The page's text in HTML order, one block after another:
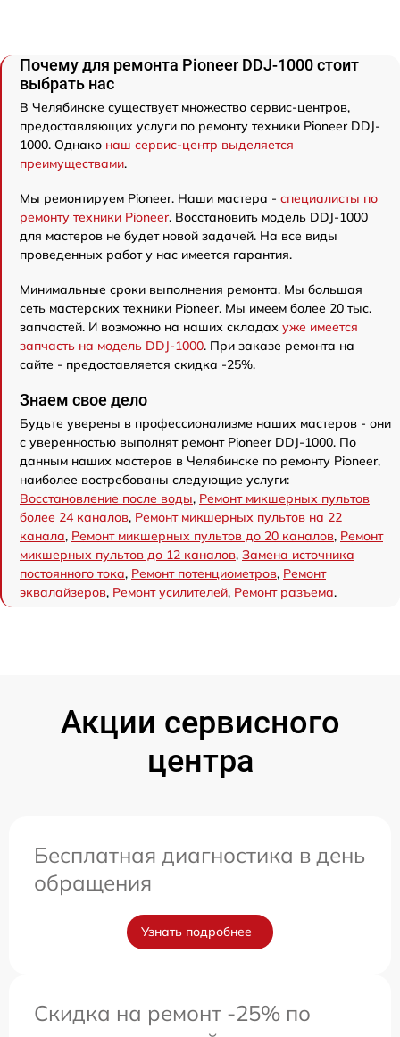
Почему для ремонта Pioneer DDJ-1000 стоит
выбрать нас
В Челябинске существует множество сервис-центров,
предоставляющих услуги по ремонту техники Pioneer DDJ-
1000. Однако наш сервис-центр выделяется
преимуществами.
Мы ремонтируем Pioneer. Наши мастера - специалисты по
ремонту техники Pioneer. Восстановить модель DDJ-1000
для мастеров не будет новой задачей. На все виды
проведенных работ у нас имеется гарантия.
Минимальные сроки выполнения ремонта. Мы большая
сеть мастерских техники Pioneer. Мы имеем более 20 тыс.
запчастей. И возможно на наших складах уже имеется
запчасть на модель DDJ-1000. При заказе ремонта на
сайте - предоставляется скидка -25%.
Знаем свое дело
Будьте уверены в профессионализме наших мастеров - они
с уверенностью выполнят ремонт Pioneer DDJ-1000. По
данным наших мастеров в Челябинске по ремонту Pioneer,
наиболее востребованы следующие услуги:
Восстановление после воды, Ремонт микшерных пультов
более 24 каналов, Ремонт микшерных пультов на 22
канала, Ремонт микшерных пультов до 20 каналов, Ремонт
микшерных пультов до 12 каналов, Замена источника
постоянного тока, Ремонт потенциометров, Ремонт
эквалайзеров, Ремонт усилителей, Ремонт разъема.
Акции сервисного
центра
Бесплатная диагностика в день
обращения
Узнать подробнее
Скидка на ремонт -25% по